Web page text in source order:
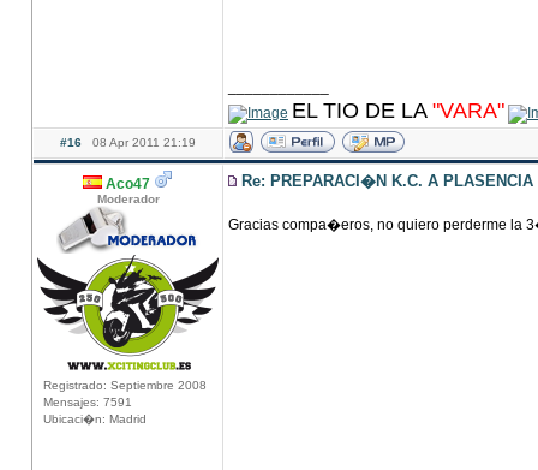
EL TIO DE LA "VARA"
#16 08 Apr 2011 21:19
Aco47
Moderador
Registrado: Septiembre 2008
Mensajes: 7591
Ubicaci�n: Madrid
Re: PREPARACI�N K.C. A PLASENCIA
Gracias compa�eros, no quiero perderme la